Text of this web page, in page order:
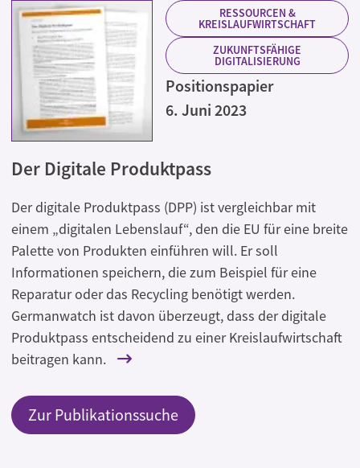
RESSOURCEN &
KREISLAUFWIRTSCHAFT
ZUKUNFTSFÄHIGE
DIGITALISIERUNG
Positionspapier
6. Juni 2023
Der Digitale Produktpass
Der digitale Produktpass (DPP) ist vergleichbar mit
einem „digitalen Lebenslauf“, den die EU für eine breite
Palette von Produkten einführen will. Er soll
Informationen speichern, die zum Beispiel für eine
Reparatur oder das Recycling benötigt werden.
Germanwatch ist davon überzeugt, dass der digitale
Produktpass entscheidend zu einer Kreislaufwirtschaft
beitragen kann.
Zur Publikationssuche